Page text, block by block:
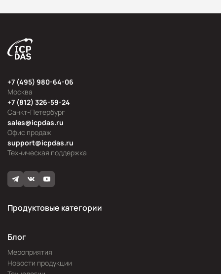
Москва
+7 (495) 980-64-06
Офис продаж
sales@icpdas.ru
Санкт-Петербург
+7 (812) 326-59-24
Техническая поддержка
support@icpdas.ru
Продуктовые категории
Блог
Мероприятия
Новости продукции